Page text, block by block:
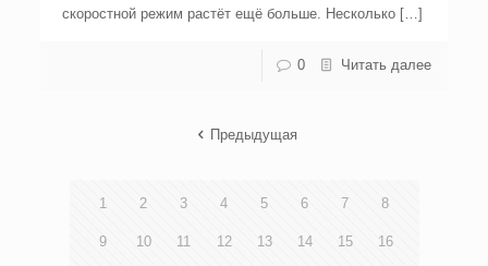
скоростной режим растёт ещё больше. Несколько […]
0 Читать далее
Предыдущая
1 2 3 4 5 6 7 8
9 10 11 12 13 14 15 16